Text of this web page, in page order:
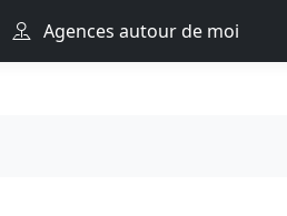
Agences autour de moi